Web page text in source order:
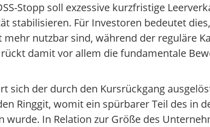
Stopp soll exzessive kurzfristige
stabilisieren. Für Investoren bedeutet
nutzbar sind, während der reguläre
damit vor allem die fundamentale
sich der durch den Kursrückgang
Ringgit, womit ein spürbarer Teil des in
In Relation zur Größe des